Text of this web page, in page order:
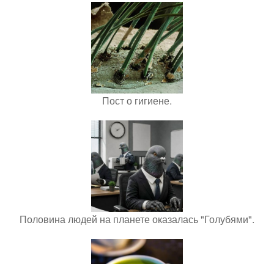
Пост о гигиене.
Половина людей на планете оказалась "Голубями".